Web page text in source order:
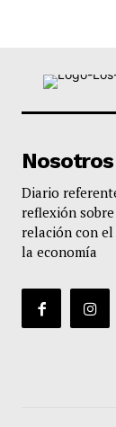
Nosotros
Diario
reflexión
relación con el
la economía